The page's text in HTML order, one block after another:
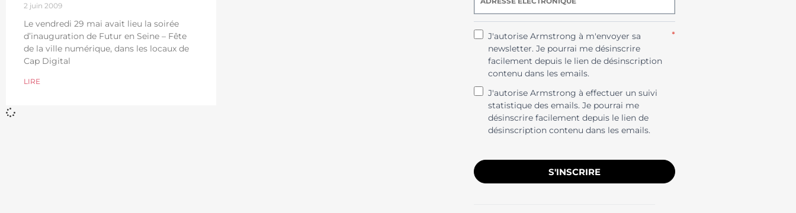
2 juin 2009
Le vendredi 29 mai avait lieu la soirée
d’inauguration de Futur en Seine – Fête
de la ville numérique, dans les locaux de
Cap Digital
LIRE
J'autorise Armstrong à m'envoyer sa
newsletter. Je pourrai me désinscrire
facilement depuis le lien de désinscription
contenu dans les emails.
*
J'autorise Armstrong à effectuer un suivi
statistique des emails. Je pourrai me
désinscrire facilement depuis le lien de
désinscription contenu dans les emails.
S'INSCRIRE